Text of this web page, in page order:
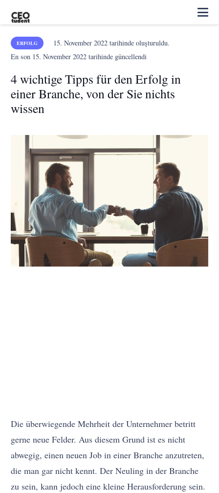
ERFOLG 15. November 2022tarihinde oluşturuldu.
En son 15. November 2022 tarihinde güncellendi
4 wichtige Tipps für den Erfolg in
einer Branche, von der Sie nichts
wissen
Die überwiegende Mehrheit der Unternehmer betritt
gerne neue Felder. Aus diesem Grund ist es nicht
abwegig, einen neuen Job in einer Branche anzutreten,
die man gar nicht kennt. Der Neuling in der Branche
zu sein, kann jedoch eine kleine Herausforderung sein.